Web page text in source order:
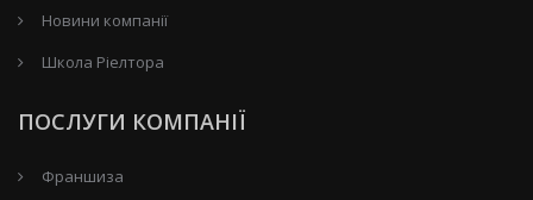
Новини компанії
Школа Ріелтора
ПОСЛУГИ КОМПАНІЇ
Франшиза